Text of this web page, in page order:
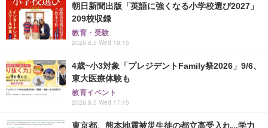
朝日新聞出版「英語に強くなる小学校選び2027」
209校収録
教育・受験
2026.8.5 Wed 19:15
4歳~小3対象「プレジデントFamily祭2026」9/6、
東大医療体験も
教育イベント
2026.8.5 Wed 17:15
東京都、熊本地震被災生徒の都立高受入れ...学力